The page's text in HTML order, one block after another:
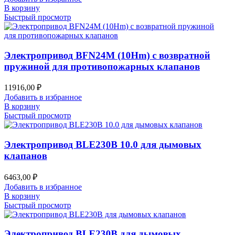
В корзину
Быстрый просмотр
Электропривод BFN24M (10Hm) с возвратной
пружиной для противопожарных клапанов
11916,00 ₽
Добавить в избранное
В корзину
Быстрый просмотр
Электропривод BLE230B 10.0 для дымовых
клапанов
6463,00 ₽
Добавить в избранное
В корзину
Быстрый просмотр